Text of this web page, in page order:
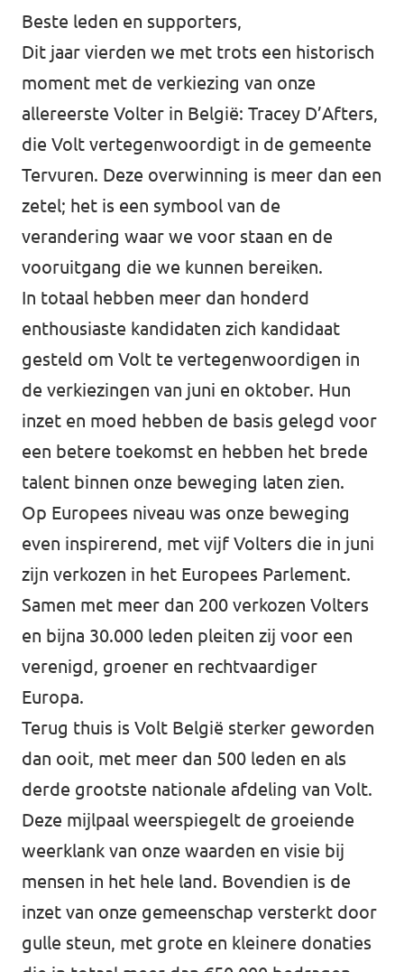
Steun Volt
Vacatures
Word vrijwilliger
Contact
Beste leden en supporters,
Dit jaar vierden we met trots een historisch
moment met de verkiezing van onze
allereerste Volter in België: Tracey D’Afters,
die Volt vertegenwoordigt in de gemeente
Tervuren. Deze overwinning is meer dan een
zetel; het is een symbool van de
verandering waar we voor staan en de
vooruitgang die we kunnen bereiken.
In totaal hebben meer dan honderd
enthousiaste kandidaten zich kandidaat
gesteld om Volt te vertegenwoordigen in
de verkiezingen van juni en oktober. Hun
inzet en moed hebben de basis gelegd voor
een betere toekomst en hebben het brede
talent binnen onze beweging laten zien.
Op Europees niveau was onze beweging
even inspirerend, met vijf Volters die in juni
zijn verkozen in het Europees Parlement.
Samen met meer dan 200 verkozen Volters
en bijna 30.000 leden pleiten zij voor een
verenigd, groener en rechtvaardiger
Europa.
Terug thuis is Volt België sterker geworden
dan ooit, met meer dan 500 leden en als
derde grootste nationale afdeling van Volt.
Deze mijlpaal weerspiegelt de groeiende
weerklank van onze waarden en visie bij
mensen in het hele land. Bovendien is de
inzet van onze gemeenschap versterkt door
gulle steun, met grote en kleinere donaties